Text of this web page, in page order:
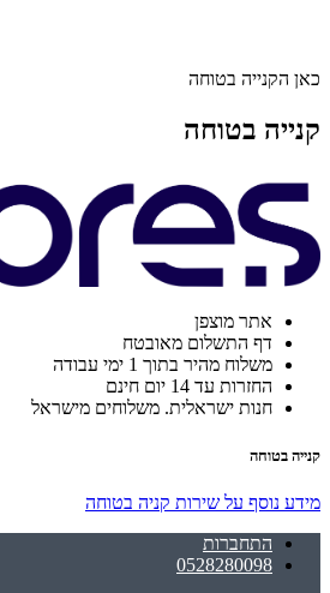
כאן הקנייה בטוחה
קנייה בטוחה
אתר מוצפן
דף התשלום מאובטח
משלוח מהיר בתוך 1 ימי עבודה
החזרות עד 14 יום חינם
חנות ישראלית. משלוחים מישראל
קנייה בטוחה
מידע נוסף על שירות קניה בטוחה
התחברות
0528280098